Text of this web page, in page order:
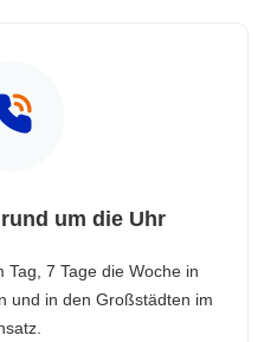
um die Uhr
7 Tage die Woche in
und in den Großstädten im